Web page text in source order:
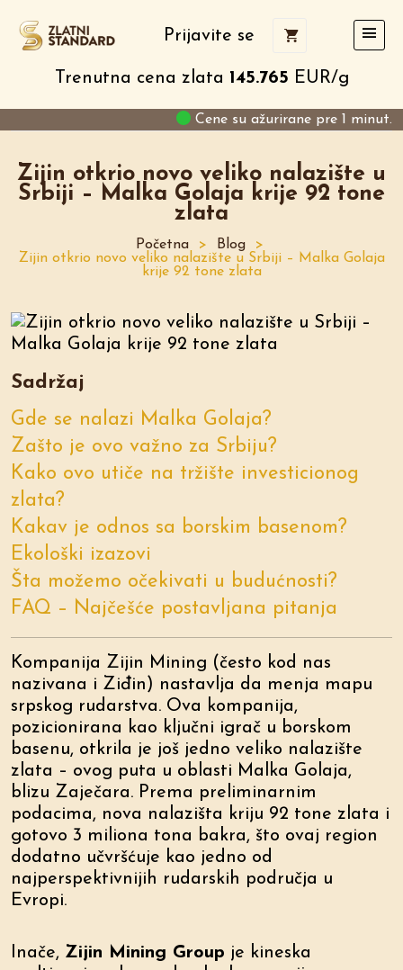
Prijavite se
Trenutna cena zlata 145.765 EUR/g
Cene su ažurirane pre 1 minut.
Zijin otkrio novo veliko nalazište u
Srbiji – Malka Golaja krije 92 tone
zlata
Početna > Blog
>
Zijin otkrio novo veliko nalazište u Srbiji – Malka Golaja
krije 92 tone zlata
Sadržaj
Gde se nalazi Malka Golaja?
Zašto je ovo važno za Srbiju?
Kako ovo utiče na tržište investicionog
zlata?
Kakav je odnos sa borskim basenom?
Ekološki izazovi
Šta možemo očekivati u budućnosti?
FAQ – Najčešće postavljana pitanja
Kompanija Zijin Mining (često kod nas
nazivana i Ziđin) nastavlja da menja mapu
srpskog rudarstva. Ova kompanija,
pozicionirana kao ključni igrač u borskom
basenu, otkrila je još jedno veliko nalazište
zlata – ovog puta u oblasti Malka Golaja,
blizu Zaječara. Prema preliminarnim
podacima, nova nalazišta kriju 92 tone zlata i
gotovo 3 miliona tona bakra, što ovaj region
dodatno učvršćuje kao jedno od
najperspektivnijih rudarskih područja u
Evropi.
Inače, Zijin Mining Group je kineska